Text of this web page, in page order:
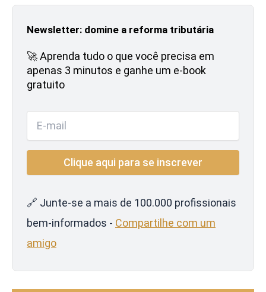
Newsletter: domine a reforma tributária
🚀 Aprenda tudo o que você precisa em
apenas 3 minutos e ganhe um e-book
gratuito
🔗 Junte-se a mais de 100.000 profissionais
bem-informados - Compartilhe com um
amigo